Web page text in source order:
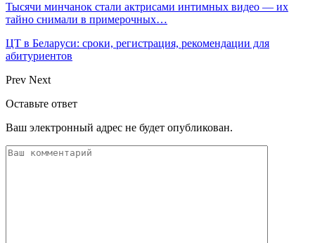
Тысячи минчанок стали актрисами интимных видео — их
тайно снимали в примерочных…
ЦТ в Беларуси: сроки, регистрация, рекомендации для
абитуриентов
Prev Next
Оставьте ответ
Ваш электронный адрес не будет опубликован.